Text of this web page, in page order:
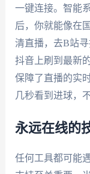
一键连接。智能
后，你就能像在
清直播，去B站
抖音上刷到最新
保障了直播的实
几秒看到进球，
永远在线的
任何工具都可能